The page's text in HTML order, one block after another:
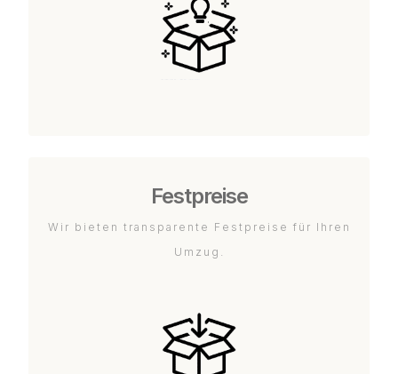
Festpreise
Wir bieten transparente Festpreise für Ihren
Umzug.